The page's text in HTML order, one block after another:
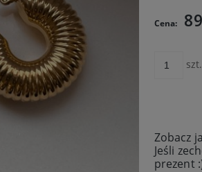
Cena:
szt.
Zobacz
Jeśli
prezent